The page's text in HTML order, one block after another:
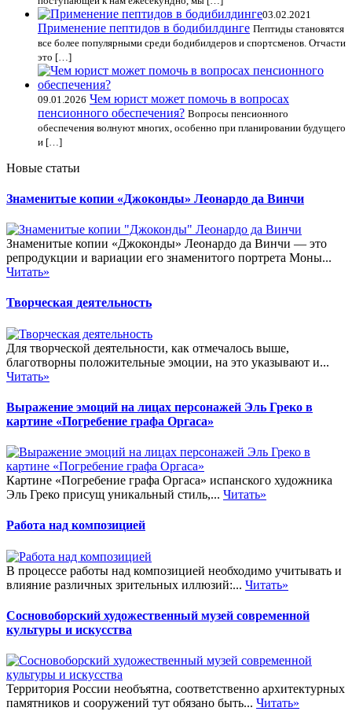
03.02.2021
Применение пептидов в бодибилдинге Пептиды становятся
все более популярными среди бодибилдеров и спортсменов. Отчасти
это […]
09.01.2026 Чем юрист может помочь в вопросах
пенсионного обеспечения? Вопросы пенсионного
обеспечения волнуют многих, особенно при планировании будущего
и […]
Новые статьи
Знаменитые копии «Джоконды» Леонардо да Винчи
Знаменитые копии «Джоконды» Леонардо да Винчи — это
репродукции и вариации его знаменитого портрета Моны...
Читать»
Творческая деятельность
Для творческой деятельности, как отмечалось выше,
благотворны положительные эмоции, на это указывают и...
Читать»
Выражение эмоций на лицах персонажей Эль Греко в
картине «Погребение графа Оргаса»
Картине «Погребение графа Оргаса» испанского художника
Эль Греко присущ уникальный стиль,... Читать»
Работа над композицией
В процессе работы над композицией необходимо учитывать и
влияние различных зрительных иллюзий:... Читать»
Сосновоборский художественный музей современной
культуры и искусства
Территория России необъятна, соответственно архитектурных
памятников и сооружений тут обязано быть... Читать»